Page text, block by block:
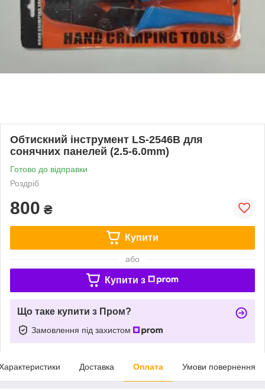
Обтискний інструмент LS-2546B для
сонячних панелей (2.5-6.0mm)
Готово до відправки
Роздріб
800 ₴
Купити
або
Купити з
Що таке купити з Пром?
Замовлення під захистом
Доставка Оплата Умови повернення